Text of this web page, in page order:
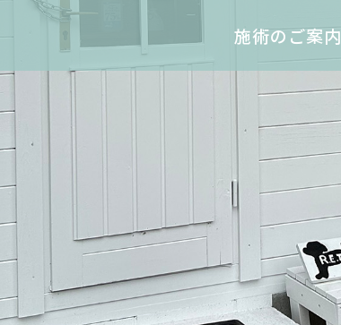
施術のご案内